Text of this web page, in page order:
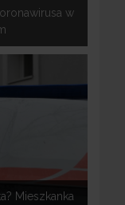
w
Mieszkanka